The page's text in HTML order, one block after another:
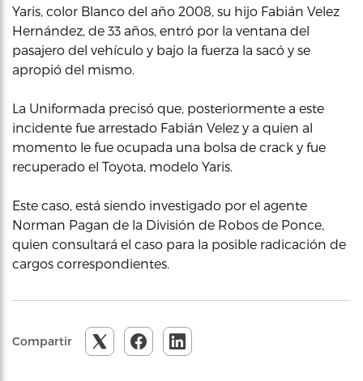
Yaris, color Blanco del año 2008, su hijo Fabián Velez
Hernández, de 33 años, entró por la ventana del
pasajero del vehículo y bajo la fuerza la sacó y se
apropió del mismo.
La Uniformada precisó que, posteriormente a este
incidente fue arrestado Fabián Velez y a quien al
momento le fue ocupada una bolsa de crack y fue
recuperado el Toyota, modelo Yaris.
Este caso, está siendo investigado por el agente
Norman Pagan de la División de Robos de Ponce,
quien consultará el caso para la posible radicación de
cargos correspondientes.
Compartir